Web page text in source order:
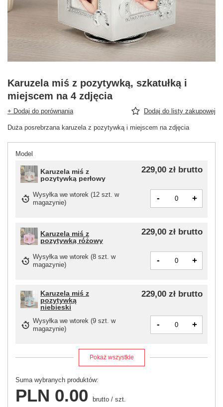
Karuzela miś z pozytywką, szkatułką i
miejscem na 4 zdjęcia
+ Dodaj do porównania Dodaj do listy zakupowej
Duża posrebrzana karuzela z pozytywką i miejscem na zdjęcia
Model
Karuzela miś z
pozytywką perłowy
229,00 zł brutto
Wysyłka we wtorek (12 szt. w
magazynie) - +
Karuzela miś z
pozytywką różowy
229,00 zł brutto
Wysyłka we wtorek (8 szt. w
magazynie)
- +
Karuzela miś z
pozytywką
niebieski
229,00 zł brutto
Wysyłka we wtorek (9 szt. w
magazynie)
- +
Pokaż wszystkie
Suma wybranych produktów:
PLN 0.00 brutto / szt.